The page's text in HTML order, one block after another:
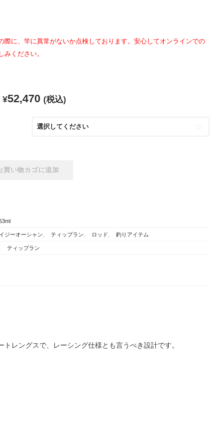
際に、竿に異常がないか点検しております。安心してオンラインでの
みください。
¥52,470 (税込)
買い物カゴに追加
ジーオーシャン ティップラン ロッド 釣りアイテム
ティップラン
レングスで、レーシング仕様とも言うべき設計です。